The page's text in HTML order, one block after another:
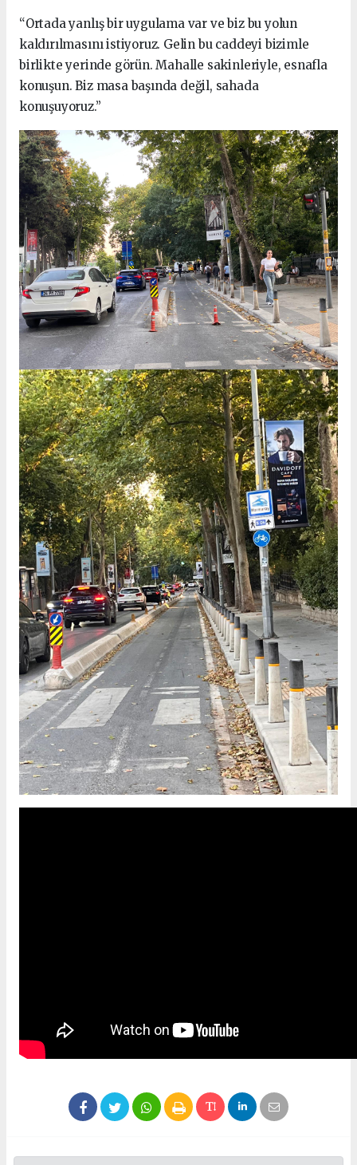
“Ortada yanlış bir uygulama var ve biz bu yolun
kaldırılmasını istiyoruz. Gelin bu caddeyi bizimle
birlikte yerinde görün. Mahalle sakinleriyle, esnafla
konuşun. Biz masa başında değil, sahada
konuşuyoruz.”